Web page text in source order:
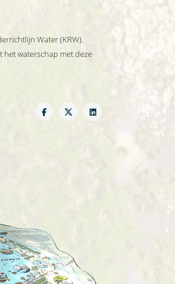
Water (KRW).
het waterschap met deze